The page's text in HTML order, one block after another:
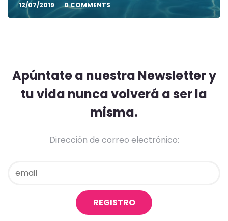
12/07/2019 0 COMMENTS
Apúntate a nuestra Newsletter y
tu vida nunca volverá a ser la
misma.
Dirección de correo electrónico: